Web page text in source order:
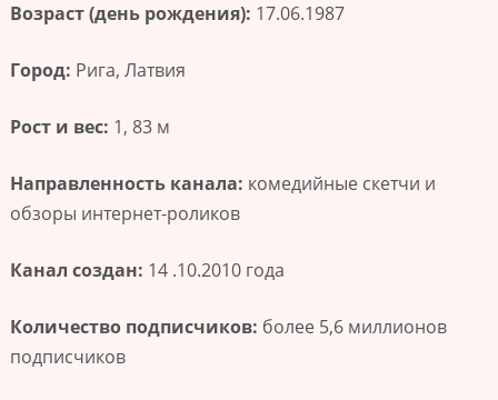
Возраст (день рождения): 17.06.1987
Город: Рига, Латвия
Рост и вес: 1, 83 м
Направленность канала: комедийные скетчи и
обзоры интернет-роликов
Канал создан: 14 .10.2010 года
Количество подписчиков: более 5,6 миллионов
подписчиков